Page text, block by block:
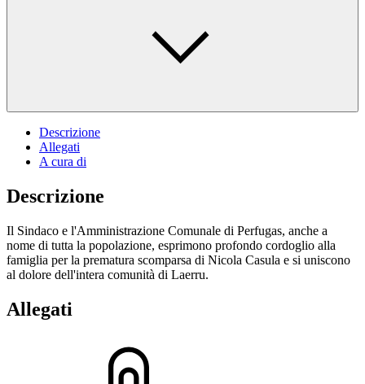
Descrizione
Allegati
A cura di
Descrizione
Il Sindaco e l'Amministrazione Comunale di Perfugas, anche a
nome di tutta la popolazione, esprimono profondo cordoglio alla
famiglia per la prematura scomparsa di Nicola Casula e si uniscono
al dolore dell'intera comunità di Laerru.
Allegati